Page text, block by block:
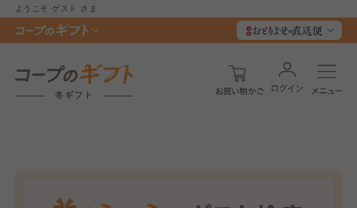
ようこそ ゲスト さま
冬ギフト